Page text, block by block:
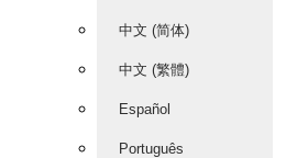
中文 (简体)
中文 (繁體)
Español
Português